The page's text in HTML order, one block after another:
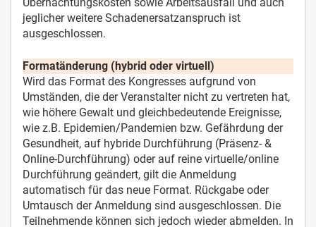
jeglicher weitere Schadenersatzanspruch ist
ausgeschlossen.
Formatänderung (hybrid oder virtuell)
Wird das Format des Kongresses aufgrund von
Umständen, die der Veranstalter nicht zu vertreten hat,
wie höhere Gewalt und gleichbedeutende Ereignisse,
wie z.B. Epidemien/Pandemien bzw. Gefährdung der
Gesundheit, auf hybride Durchführung (Präsenz- &
Online-Durchführung) oder auf reine virtuelle/online
Durchführung geändert, gilt die Anmeldung
automatisch für das neue Format. Rückgabe oder
Umtausch der Anmeldung sind ausgeschlossen. Die
Teilnehmende können sich jedoch wieder abmelden. In